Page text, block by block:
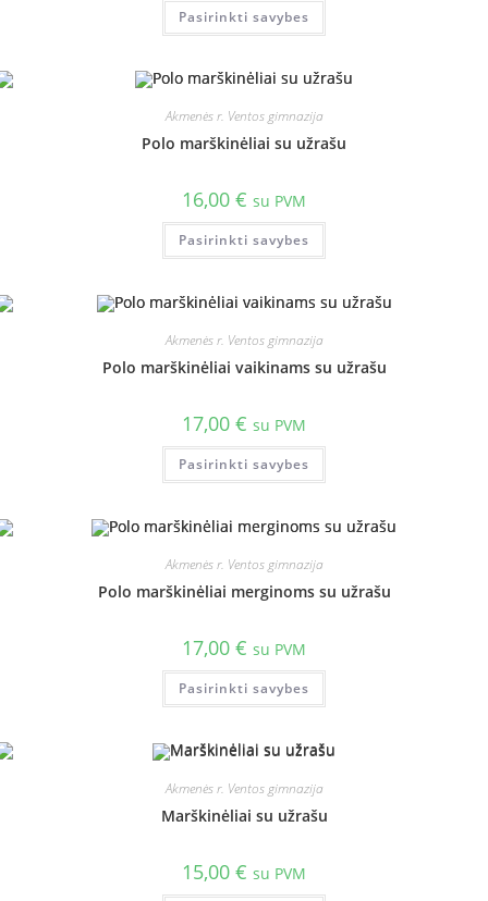
Pasirinkti savybes
Akmenės r. Ventos gimnazija
Polo marškinėliai su užrašu
16,00 € su PVM
Pasirinkti savybes
Akmenės r. Ventos gimnazija
Polo marškinėliai vaikinams su užrašu
17,00 € su PVM
Pasirinkti savybes
Akmenės r. Ventos gimnazija
Polo marškinėliai merginoms su užrašu
17,00 € su PVM
Pasirinkti savybes
Akmenės r. Ventos gimnazija
Marškinėliai su užrašu
15,00 € su PVM